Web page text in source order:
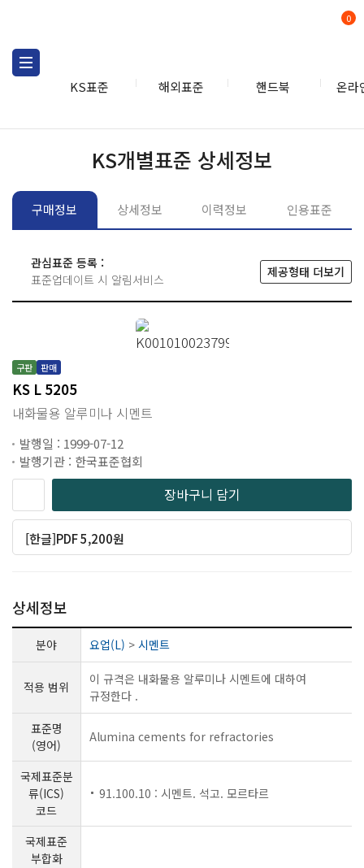
KS표준 해외표준 핸드북 온라
0
KS개별표준 상세정보
구매정보 상세정보 이력정보 인용표준
관심표준 등록 :
표준업데이트 시 알림서비스
제공형태 더보기
구판 판매
KS L 5205
내화물용 알루미나 시멘트
발행일 : 1999-07-12
발행기관 : 한국표준협회
장바구니 담기
[한글]PDF 5,200원
상세정보
분야 요업(L) > 시멘트
적용 범위
이 규격은 내화물용 알루미나 시멘트에 대하여
규정한다 .
표준명
(영어)
Alumina cements for refractories
국제표준분
류(ICS)
코드
91.100.10 : 시멘트. 석고. 모르타르
국제표준
부합화